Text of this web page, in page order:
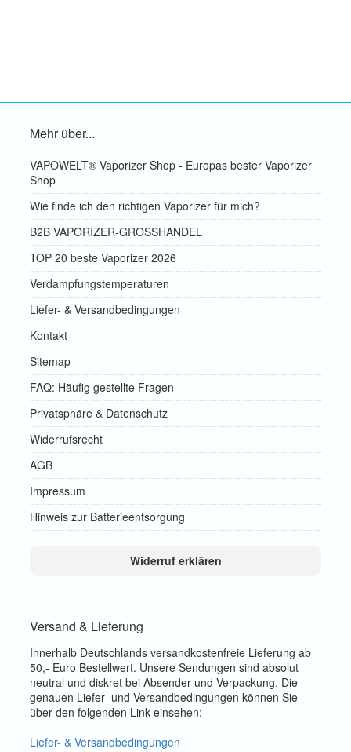
Mehr über...
VAPOWELT® Vaporizer Shop - Europas bester Vaporizer
Shop
Wie finde ich den richtigen Vaporizer für mich?
B2B VAPORIZER-GROSSHANDEL
TOP 20 beste Vaporizer 2026
Verdampfungstemperaturen
Liefer- & Versandbedingungen
Kontakt
Sitemap
FAQ: Häufig gestellte Fragen
Privatsphäre & Datenschutz
Widerrufsrecht
AGB
Impressum
Hinweis zur Batterieentsorgung
Widerruf erklären
Versand & Lieferung
Innerhalb Deutschlands versandkostenfreie Lieferung ab
50,- Euro Bestellwert. Unsere Sendungen sind absolut
neutral und diskret bei Absender und Verpackung. Die
genauen Liefer- und Versandbedingungen können Sie
über den folgenden Link einsehen:
Liefer- & Versandbedingungen